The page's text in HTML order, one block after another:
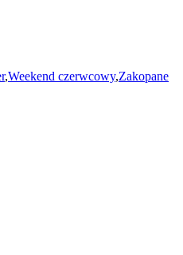
,Weekend czerwcowy,Zakopane